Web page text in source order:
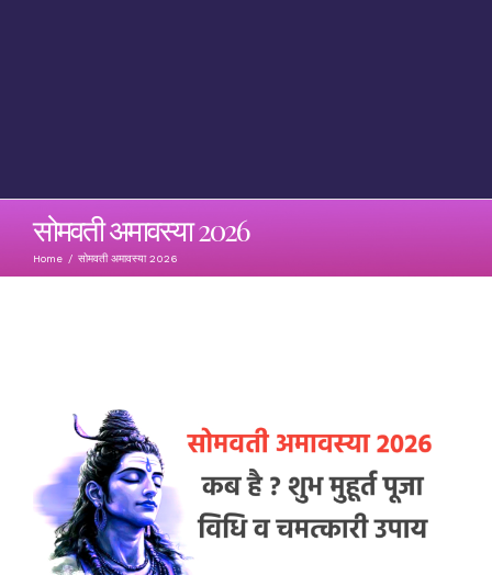
सोमवती अमावस्या 2026
Home / सोमवती अमावस्या 2026